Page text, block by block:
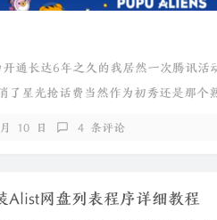
通长达6年之久的我居然一次腾讯活
了星光抢话费当然作为初秀还是那个
10 日 4 条评论
Alist网盘列表程序详细教程